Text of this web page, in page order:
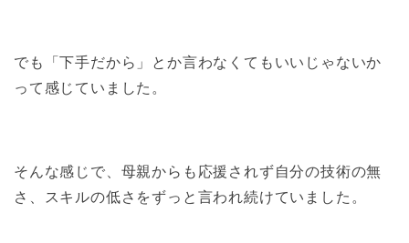
でも「下手だから」とか言わなくてもいいじゃないか
って感じていました。
そんな感じで、母親からも応援されず自分の技術の無
さ、スキルの低さをずっと言われ続けていました。